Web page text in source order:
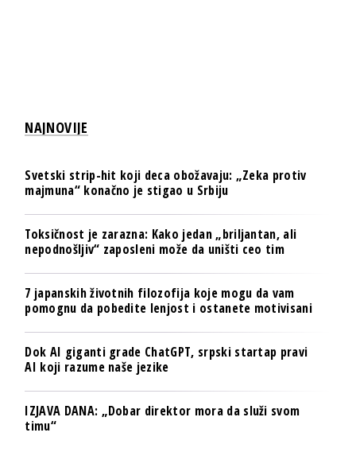
NAJNOVIJE
Svetski strip-hit koji deca obožavaju: „Zeka protiv
majmuna“ konačno je stigao u Srbiju
Toksičnost je zarazna: Kako jedan „briljantan, ali
nepodnošljiv“ zaposleni može da uništi ceo tim
7 japanskih životnih filozofija koje mogu da vam
pomognu da pobedite lenjost i ostanete motivisani
Dok AI giganti grade ChatGPT, srpski startap pravi
AI koji razume naše jezike
IZJAVA DANA: „Dobar direktor mora da služi svom
timu“